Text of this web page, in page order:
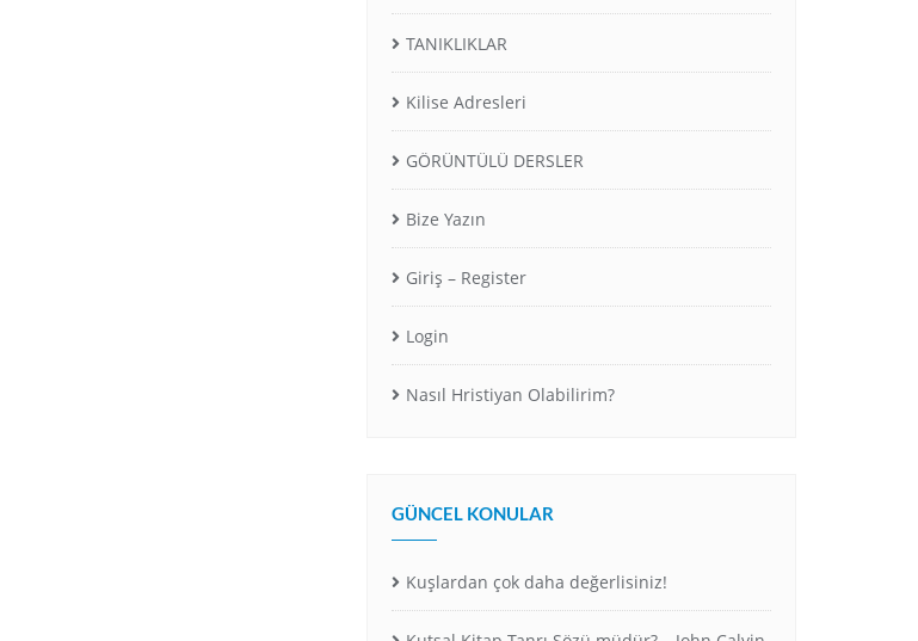
TANIKLIKLAR
Kilise Adresleri
GÖRÜNTÜLÜ DERSLER
Bize Yazın
Giriş – Register
Login
Nasıl Hristiyan Olabilirim?
GÜNCEL KONULAR
Kuşlardan çok daha değerlisiniz!